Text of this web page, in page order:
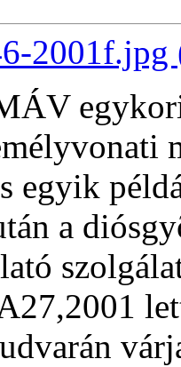
2001f.jpg
egyik
a